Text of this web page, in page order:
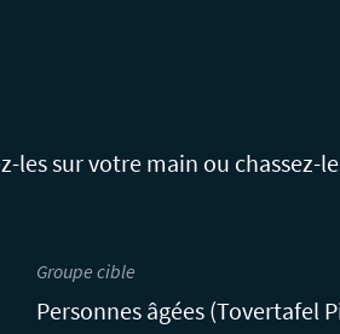
sur votre main ou chassez-
Groupe cible
Personnes âgées (Tovertafel